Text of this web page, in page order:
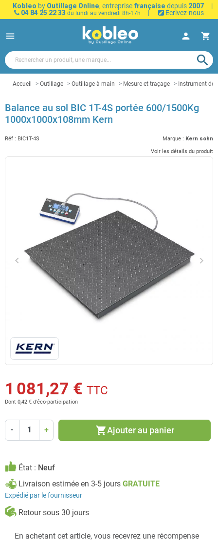
Kobleo by Outillage Online, entreprise française depuis 2007
|
04 84 25 22 33 du lundi au vendredi 8h-17h | Ecrivez-nous
menu person shopping_cart
search
Accueil Outillage Outillage à main Mesure et traçage Instrument de
Balance au sol BIC 1T-4S portée 600/1500Kg
1000x1000x108mm Kern
Réf : BIC1T-4S Marque : Kern sohn
Voir les détails du produit
Précédent
keyboard_arrow_left keyboard_arrow_right
1 081,27 € TTC
Dont 0,42 € d'éco-participation
- + shopping_cartAjouter au panier
État : Neuf
Livraison estimée en 3-5 jours GRATUITE
Expédié par le fournisseur
Retour sous 30 jours
En achetant cet article, vous recevrez une récompense